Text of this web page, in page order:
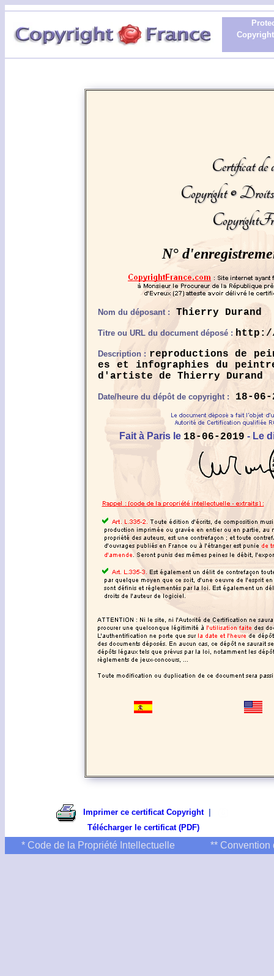
Certificat de
Copyright ©
N°
Nom du déposant : Thierry Durand
Titre ou URL du document déposé :http://
Description : reproductions de
es et infographies du
d'artiste de Thierry Durand
Date/heure du dépôt de copyright : 18-06-
Fait à Paris le 18-06-2019 - Le
Imprimer ce certificat Copyright|
Télécharger le certificat (PDF)
* Code de la Propriété Intellectuelle ** Convention